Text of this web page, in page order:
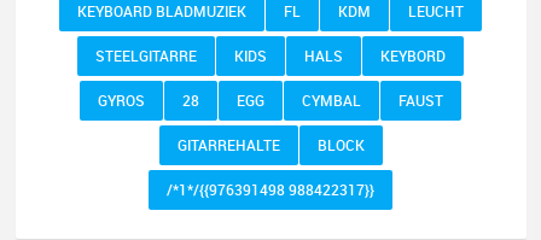
KEYBOARD BLADMUZIEK FL KDM LEUCHT
STEELGITARRE KIDS HALS KEYBORD
GYROS 28 EGG CYMBAL FAUST
GITARREHALTE BLOCK
/*1*/{{976391498 988422317}}